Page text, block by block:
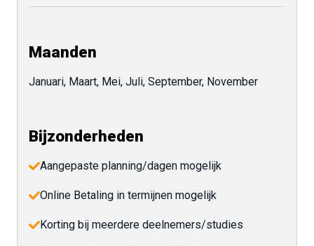
Maanden
Januari, Maart, Mei, Juli, September, November
Bijzonderheden
Aangepaste planning/dagen mogelijk
Online Betaling in termijnen mogelijk
Korting bij meerdere deelnemers/studies